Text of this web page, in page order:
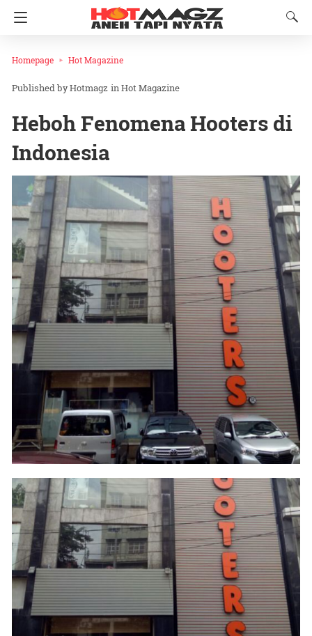
Homepage Hot Magazine
Hotmagz inHot Magazine
Heboh Fenomena Hooters di
Indonesia